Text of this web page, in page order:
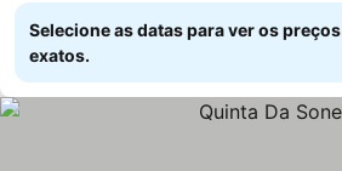
Selecione as datas para ver os preços
exatos.